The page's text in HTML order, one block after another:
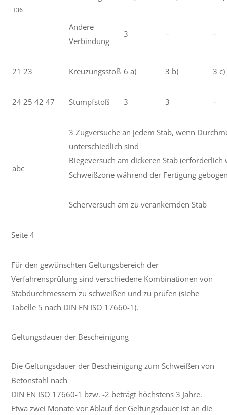
Andere
Verbindung
3 – –
21 23 Kreuzungsstoß 6 a) 3 b) 3 c)
24 25 42 47 Stumpfstoß 3 3 –
abc
3 Zugversuche an jedem Stab, wenn
unterschiedlich sind
Biegeversuch am dickeren Stab (erforderlich
Schweißzone während der Fertigung
Scherversuch am zu verankernden Stab
Seite 4
Für den gewünschten Geltungsbereich der
Verfahrensprüfung sind verschiedene Kombinationen von
Stabdurchmessern zu schweißen und zu prüfen (siehe
Tabelle 5 nach DIN EN ISO 17660-1).
Geltungsdauer der Bescheinigung
Die Geltungsdauer der Bescheinigung zum Schweißen von
Betonstahl nach
DIN EN ISO 17660-1 bzw. -2 beträgt höchstens 3 Jahre.
Etwa zwei Monate vor Ablauf der Geltungsdauer ist an die